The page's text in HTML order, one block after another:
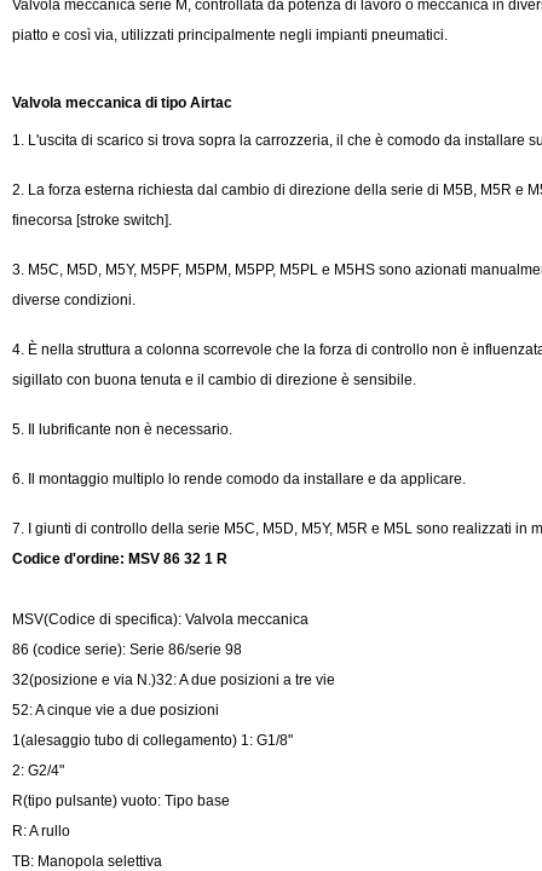
Valvola meccanica serie M, controllata da potenza di lavoro o meccanica in
piatto e così via, utilizzati principalmente negli impianti pneumatici.
Valvola meccanica di tipo Airtac
1. L'uscita di scarico si trova sopra la carrozzeria, il che è comodo da installare
2. La forza esterna richiesta dal cambio di direzione della serie di M5B, M5R e
finecorsa [stroke switch].
3. M5C, M5D, M5Y, M5PF, M5PM, M5PP, M5PL e M5HS sono azionati
diverse condizioni.
4. È nella struttura a colonna scorrevole che la forza di controllo non è
sigillato con buona tenuta e il cambio di direzione è sensibile.
5. Il lubrificante non è necessario.
6. Il montaggio multiplo lo rende comodo da installare e da applicare.
7. I giunti di controllo della serie M5C, M5D, M5Y, M5R e M5L sono realizzati
Codice d'ordine: MSV 86 32 1 R
MSV(Codice di specifica): Valvola meccanica
86 (codice serie): Serie 86/serie 98
32(posizione e via N.)32: A due posizioni a tre vie
52: A cinque vie a due posizioni
1(alesaggio tubo di collegamento) 1: G1/8"
2: G2/4"
R(tipo pulsante) vuoto: Tipo base
R: A rullo
TB: Manopola selettiva